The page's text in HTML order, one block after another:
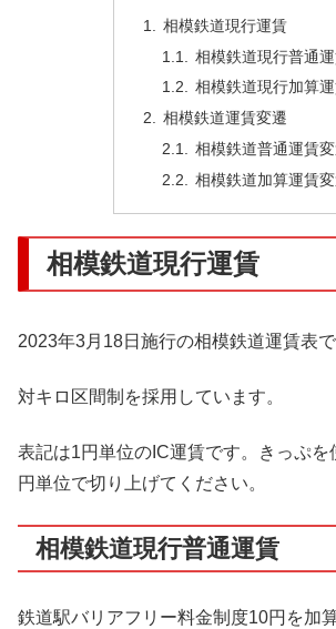
相模鉄道現行運賃
相模鉄道現行普通
相模鉄道現行加算
相模鉄道運賃変遷
相模鉄道普通運賃
相模鉄道加算運賃
相模鉄道現行運賃
2023年3月18日施行の相模鉄道運賃表で
対キロ区間制を採用しています。
表記は1円単位のIC運賃です。きっぷを
円単位で切り上げてください。
相模鉄道現行普通運賃
鉄道駅バリアフリー料金制度10円を加